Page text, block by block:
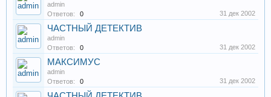
admin
Ответов:
0 31 дек 2002
ЧАСТНЫЙ ДЕТЕКТИВ
admin
Ответов:
0 31 дек 2002
МАКСИМУС
admin
Ответов:
0 31 дек 2002